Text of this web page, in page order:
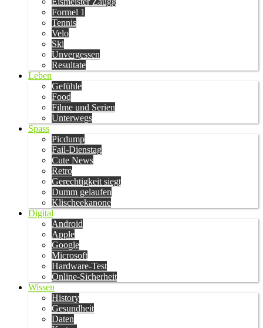
Formel 1
Tennis
Velo
Ski
Unvergessen
Resultate
Leben
Gefühle
Food
Filme und Serien
Unterwegs
Spass
Picdump
Fail-Dienstag
Cute News
Retro
Gerechtigkeit siegt
Dumm gelaufen
Klischeekanone
Digital
Android
Apple
Google
Microsoft
Hardware-Test
Online-Sicherheit
Wissen
History
Gesundheit
Daten